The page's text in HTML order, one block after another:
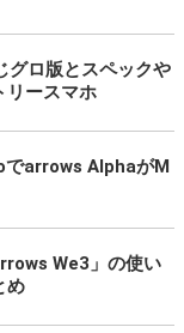
グロ版とスペックや
リースマホ
でarrows AlphaがM
We3」の使い
め